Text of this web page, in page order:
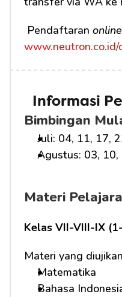
Pendaftaran online
Informasi
Bimbingan
Juli: 04, 11, 17,
Agustus: 03, 10,
Materi
Kelas VII-VIII-IX
Materi yang
Matematika
Bahasa